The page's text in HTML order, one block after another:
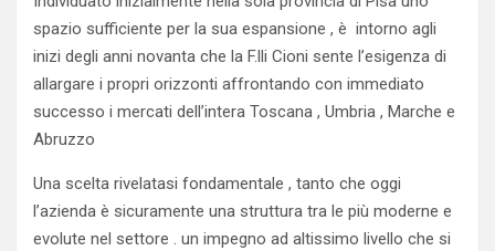
spazio sufficiente per la sua espansione , è intorno agli
inizi degli anni novanta che la F.lli Cioni sente l’esigenza di
allargare i propri orizzonti affrontando con immediato
successo i mercati dell’intera Toscana , Umbria , Marche e
Abruzzo
Una scelta rivelatasi fondamentale , tanto che oggi
l’azienda è sicuramente una struttura tra le più moderne e
evolute nel settore . un impegno ad altissimo livello che si